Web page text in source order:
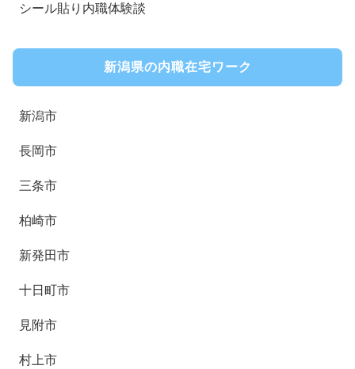
シール貼り内職体験談
新潟県の内職在宅ワーク
新潟市
長岡市
三条市
柏崎市
新発田市
十日町市
見附市
村上市